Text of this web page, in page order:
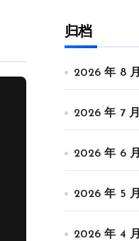
归档
2026 年 8 月
2026 年 7 月
2026 年 6 月
2026 年 5 月
2026 年 4 月